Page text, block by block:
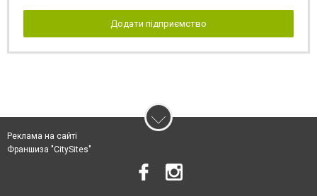
Додати підприємство
Реклама на сайті
Франшиза "CitySites"